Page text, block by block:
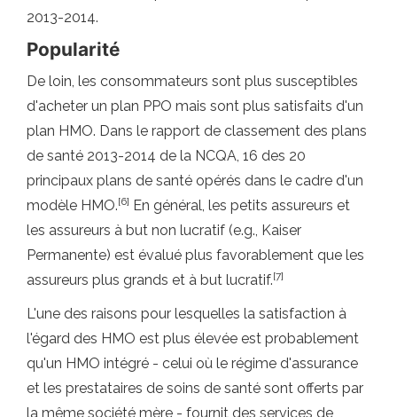
2013-2014.
Popularité
De loin, les consommateurs sont plus susceptibles
d'acheter un plan PPO mais sont plus satisfaits d'un
plan HMO. Dans le rapport de classement des plans
de santé 2013-2014 de la NCQA, 16 des 20
principaux plans de santé opérés dans le cadre d'un
modèle HMO.[6] En général, les petits assureurs et
les assureurs à but non lucratif (e.g., Kaiser
Permanente) est évalué plus favorablement que les
assureurs plus grands et à but lucratif.[7]
L'une des raisons pour lesquelles la satisfaction à
l'égard des HMO est plus élevée est probablement
qu'un HMO intégré - celui où le régime d'assurance
et les prestataires de soins de santé sont offerts par
la même société mère - fournit des services de